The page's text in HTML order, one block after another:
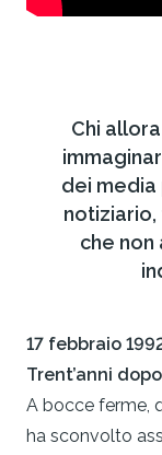
Chi
dei media
che
17 febbraio
Trent’anni
A bocce ferme,
ha sconvolto